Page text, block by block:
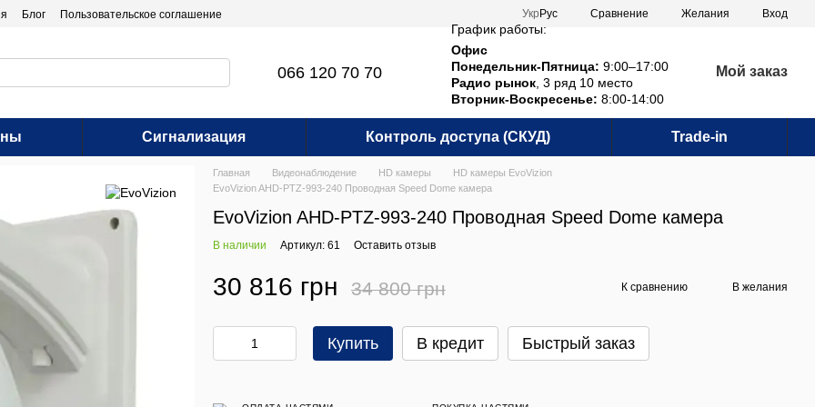
Блог Пользовательское соглашение Укр Рус Сравнение Желания Вход
066 120 70 70
График работы:
Офис
Понедельник-Пятница: 9:00–17:00
Радио рынок , 3 ряд 10 место
Вторник-Воскресенье: 8:00-14:00
Мой заказ
Сигнализация Контроль доступа (СКУД) Trade-in
Главная Видеонаблюдение HD камеры
HD камеры EvoVizion
EvoVizion AHD-PTZ-993-240 Проводная Speed Dome камера
EvoVizion AHD-PTZ-993-240 Проводная Speed Dome камера
В наличии Артикул: 61 Оставить отзыв
30 816 грн 34 800 грн К сравнению В желания
Купить В кредит Быстрый заказ